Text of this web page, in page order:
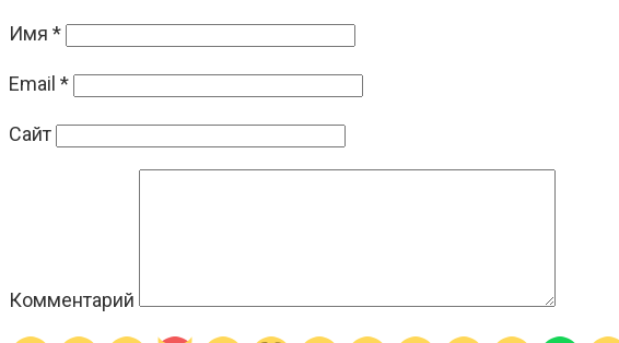
Имя *
Email *
Сайт
Комментарий